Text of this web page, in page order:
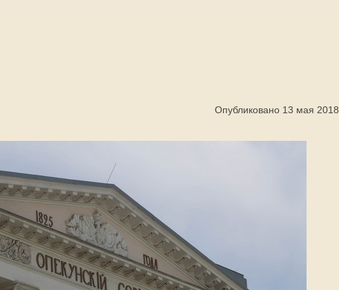
Опубликовано 13 мая 2018